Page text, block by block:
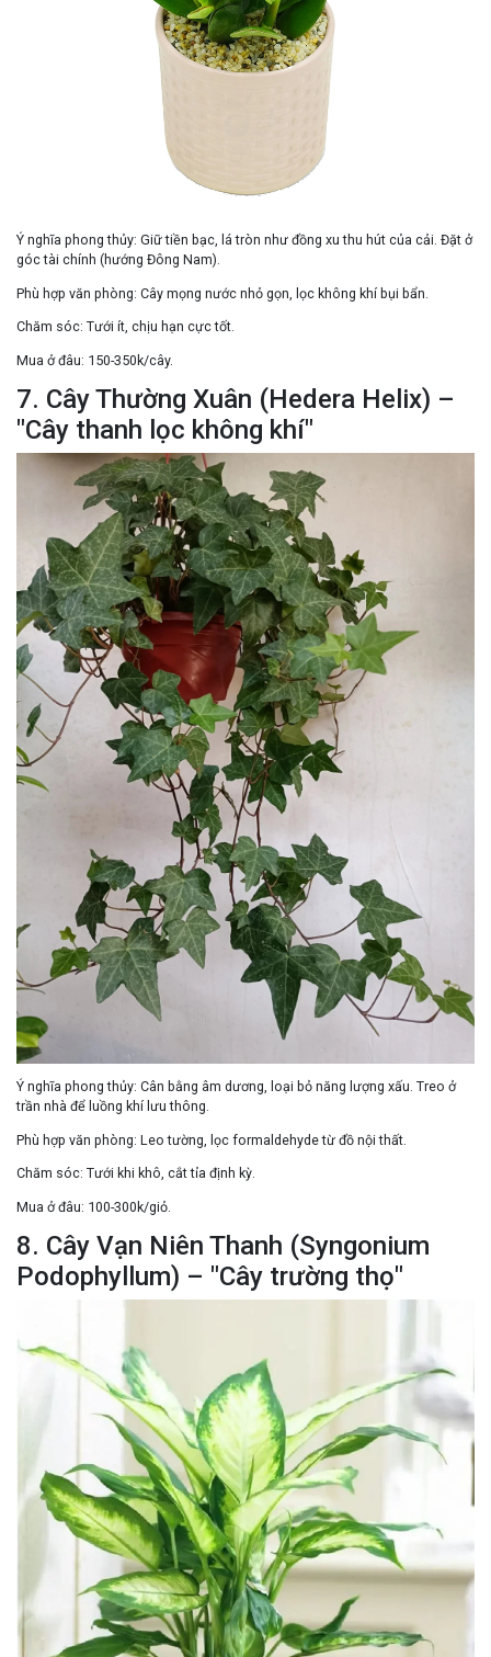
Ý nghĩa phong thủy: Giữ tiền bạc, lá tròn như đồng xu thu hút của cải. Đặt ở
góc tài chính (hướng Đông Nam).
Phù hợp văn phòng: Cây mọng nước nhỏ gọn, lọc không khí bụi bẩn.
Chăm sóc: Tưới ít, chịu hạn cực tốt.
Mua ở đâu: 150-350k/cây.
7. Cây Thường Xuân (Hedera Helix) –
"Cây thanh lọc không khí"
Ý nghĩa phong thủy: Cân bằng âm dương, loại bỏ năng lượng xấu. Treo ở
trần nhà để luồng khí lưu thông.
Phù hợp văn phòng: Leo tường, lọc formaldehyde từ đồ nội thất.
Chăm sóc: Tưới khi khô, cắt tỉa định kỳ.
Mua ở đâu: 100-300k/giỏ.
8. Cây Vạn Niên Thanh (Syngonium
Podophyllum) – "Cây trường thọ"